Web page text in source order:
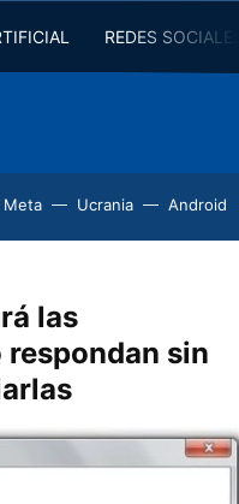
REDES
Meta Ucrania Android
las
sin